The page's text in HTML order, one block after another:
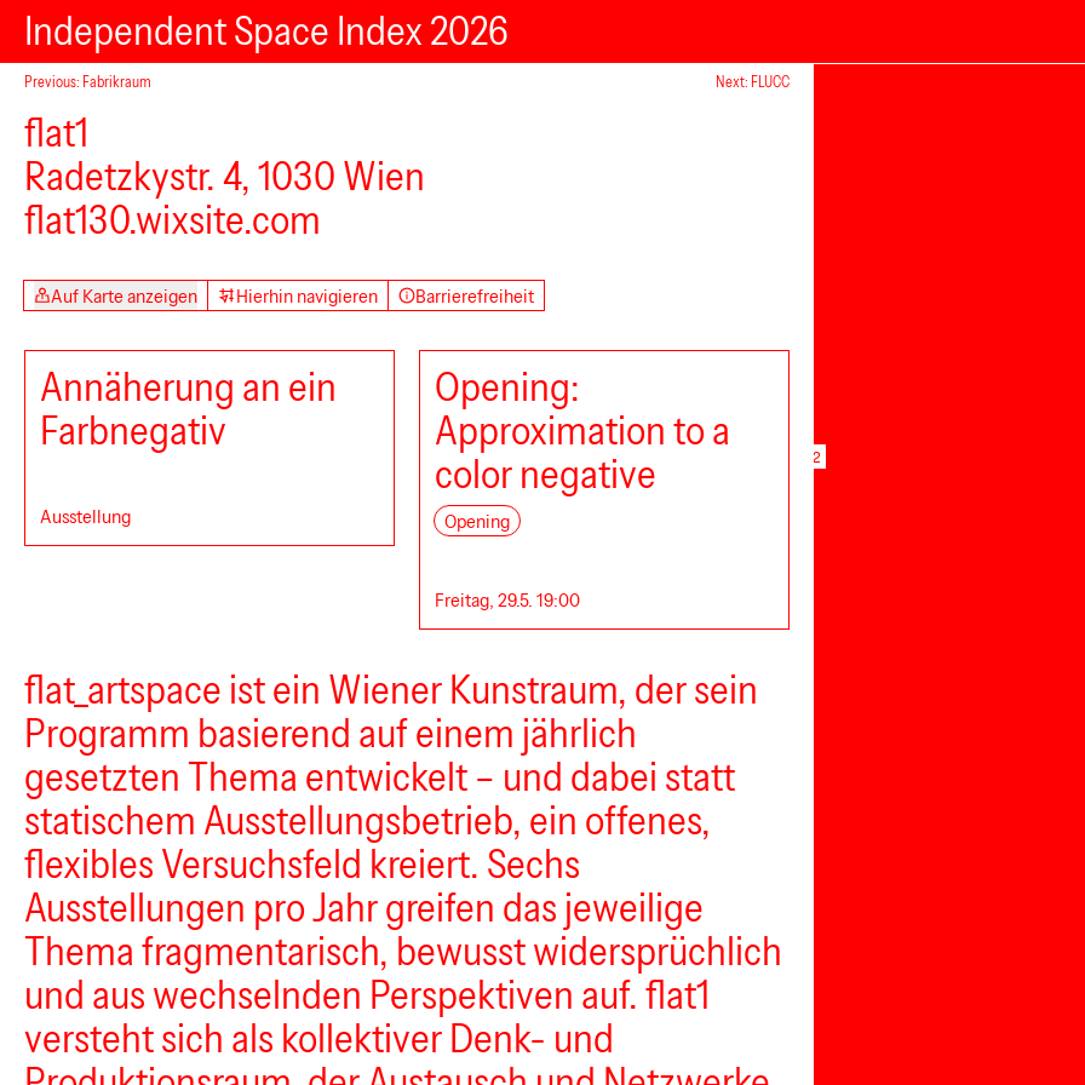
Independent Space Index 2026
Previous: Fabrikraum Next: FLUCC
flat1
Radetzkystr. 4, 1030 Wien
flat130.wixsite.com
Auf Karte anzeigen Hierhin navigieren Barrierefreiheit
Annäherung an ein
Farbnegativ
Ausstellung
Opening:
Approximation to a
color negative
Opening
Freitag, 29.5. 19:00
flat_artspace ist ein Wiener Kunstraum, der sein
Programm basierend auf einem jährlich
gesetzten Thema entwickelt – und dabei statt
statischem Ausstellungsbetrieb, ein offenes,
flexibles Versuchsfeld kreiert. Sechs
Ausstellungen pro Jahr greifen das jeweilige
Thema fragmentarisch, bewusst widersprüchlich
und aus wechselnden Perspektiven auf. flat1
versteht sich als kollektiver Denk- und
museum in progress 2